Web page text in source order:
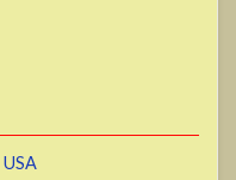
USA